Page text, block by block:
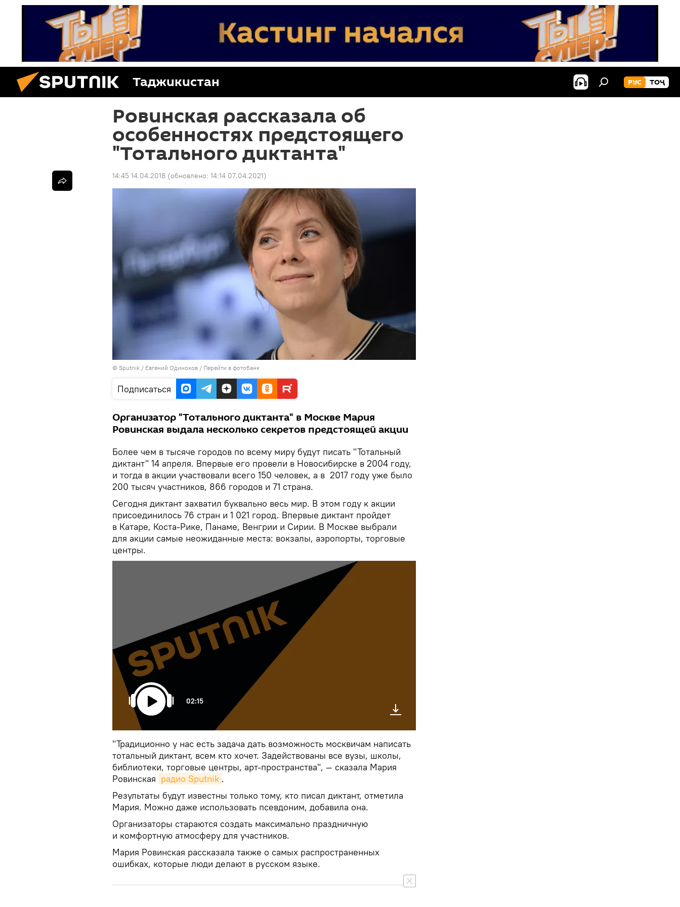
Таджикистан РУС ТОҶ
Ровинская рассказала об
особенностях предстоящего
"Тотального диктанта"
14:45 14.04.2018 (обновлено: 14:14 07.04.2021)
© Sputnik / Евгений Одиноков / Перейти в фотобанк
Подписаться
Организатор "Тотального диктанта" в Москве Мария
Ровинская выдала несколько секретов предстоящей акции
Более чем в тысяче городов по всему миру будут писать "Тотальный
диктант" 14 апреля. Впервые его провели в Новосибирске в 2004 году,
и тогда в акции участвовали всего 150 человек, а в 2017 году уже было
200 тысяч участников, 866 городов и 71 страна.
Сегодня диктант захватил буквально весь мир. В этом году к акции
присоединилось 76 стран и 1 021 город. Впервые диктант пройдет
в Катаре, Коста-Рике, Панаме, Венгрии и Сирии. В Москве выбрали
для акции самые неожиданные места: вокзалы, аэропорты, торговые
центры.
02:15
"Традиционно у нас есть задача дать возможность москвичам написать
тотальный диктант, всем кто хочет. Задействованы все вузы, школы,
библиотеки, торговые центры, арт-пространства", — сказала Мария
Ровинская радио Sputnik .
Результаты будут известны только тому, кто писал диктант, отметила
Мария. Можно даже использовать псевдоним, добавила она.
Организаторы стараются создать максимально праздничную
и комфортную атмосферу для участников.
Мария Ровинская рассказала также о самых распространенных
ошибках, которые люди делают в русском языке.